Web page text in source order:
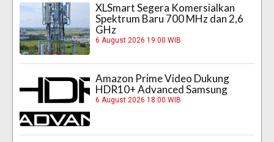
XLSmart Segera Komersialkan
Spektrum Baru 700 MHz dan 2,6
GHz
6 August 2026 19:00 WIB
Amazon Prime Video Dukung
HDR10+ Advanced Samsung
6 August 2026 18:00 WIB